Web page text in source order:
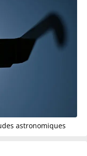
astronomiques